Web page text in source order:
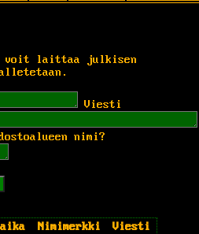
voit laittaa julkisen
Viesti
nimi?
Nimimerkki
Viesti